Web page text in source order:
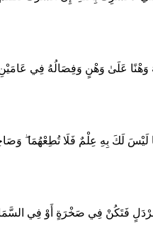
وَهْنًا عَلَىٰ وَهْنٍ وَفِصَالُهُ فِي
لَكَ بِهِ عِلْمٌ فَلَا تُطِعْهُمَا
فَتَكُنْ فِي صَخْرَةٍ أَوْ فِي